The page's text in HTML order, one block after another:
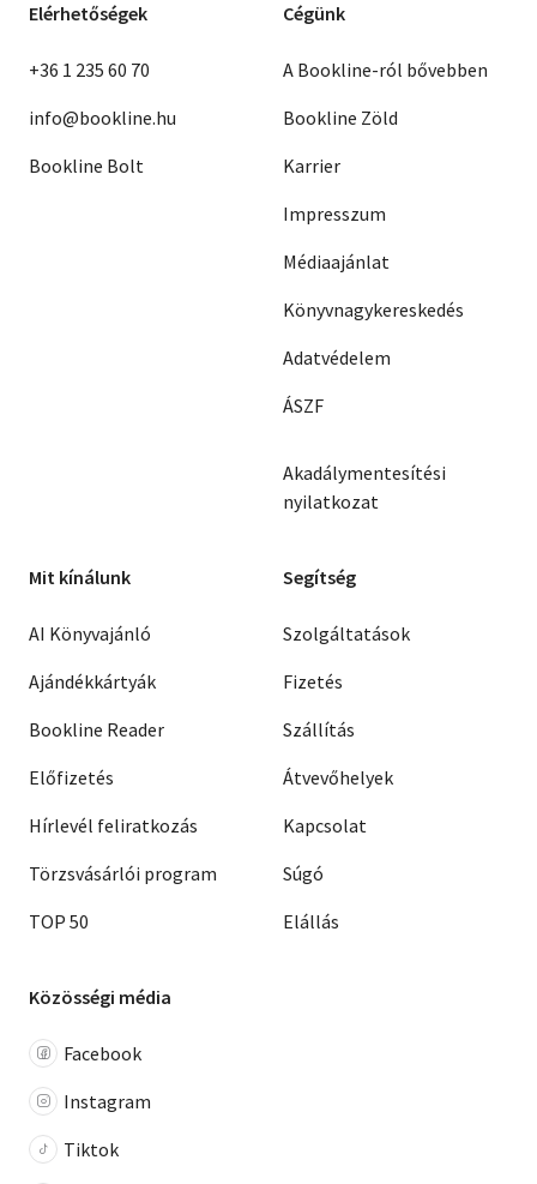
Elérhetőségek
+36 1 235 60 70
info@bookline.hu
Bookline Bolt
Cégünk
A Bookline-ról bővebben
Bookline Zöld
Karrier
Impresszum
Médiaajánlat
Könyvnagykereskedés
Adatvédelem
ÁSZF
Akadálymentesítési
nyilatkozat
Mit kínálunk
AI Könyvajánló
Ajándékkártyák
Bookline Reader
Előfizetés
Hírlevél feliratkozás
Törzsvásárlói program
TOP 50
Segítség
Szolgáltatások
Fizetés
Szállítás
Átvevőhelyek
Kapcsolat
Súgó
Elállás
Közösségi média
Facebook
Instagram
Tiktok